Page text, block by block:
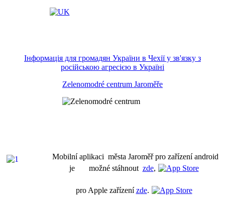
Інформація для громадян України в Чехії у зв'язку з
російською агресією в Україні
Zelenomodré centrum Jaroměře
Mobilní aplikaci města Jaroměř pro zařízení android
je možné stáhnout zde,
pro Apple zařízenízde.